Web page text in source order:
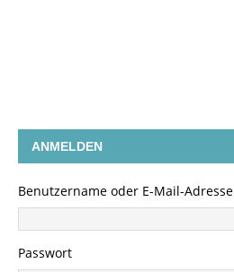
ANMELDEN
Benutzername oder E-Mail-Adresse
Passwort